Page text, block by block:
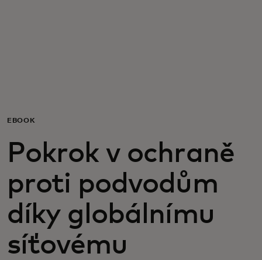
Novinky a trendy
EBOOK
Pokrok v ochraně
proti podvodům
díky globálnímu
síťovému